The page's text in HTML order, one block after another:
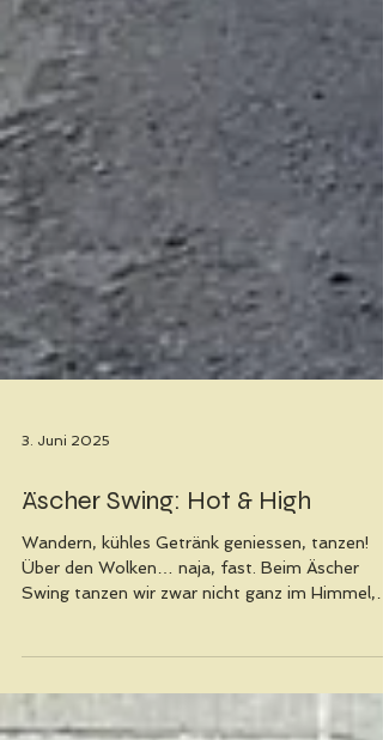
3. Juni 2025
Äscher Swing: Hot & High
Swing tanzen wir zwar nicht ganz im Himmel,
aber wir sind verdammt nah dran. Zwischen